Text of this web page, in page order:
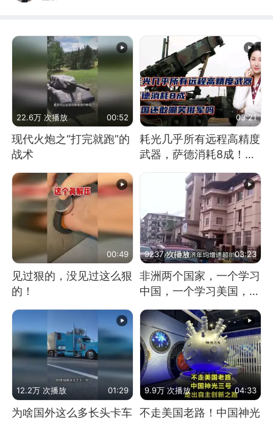
22.6万 次播放 00:52
现代火炮之“打完就跑”的
战术
03:21
耗光几乎所有远程高精度
武器，萨德消耗8成！美
国还敢嘲笑俄军吗
00:49
见过狠的，没见过这么狠
的！
9237 次播放 03:23
非洲两个国家，一个学习
中国，一个学习美国，结
12.2万 次播放 01:29
为啥国外这么多长头卡车
9.9万 次播放 04:33
不走美国老路！中国神光